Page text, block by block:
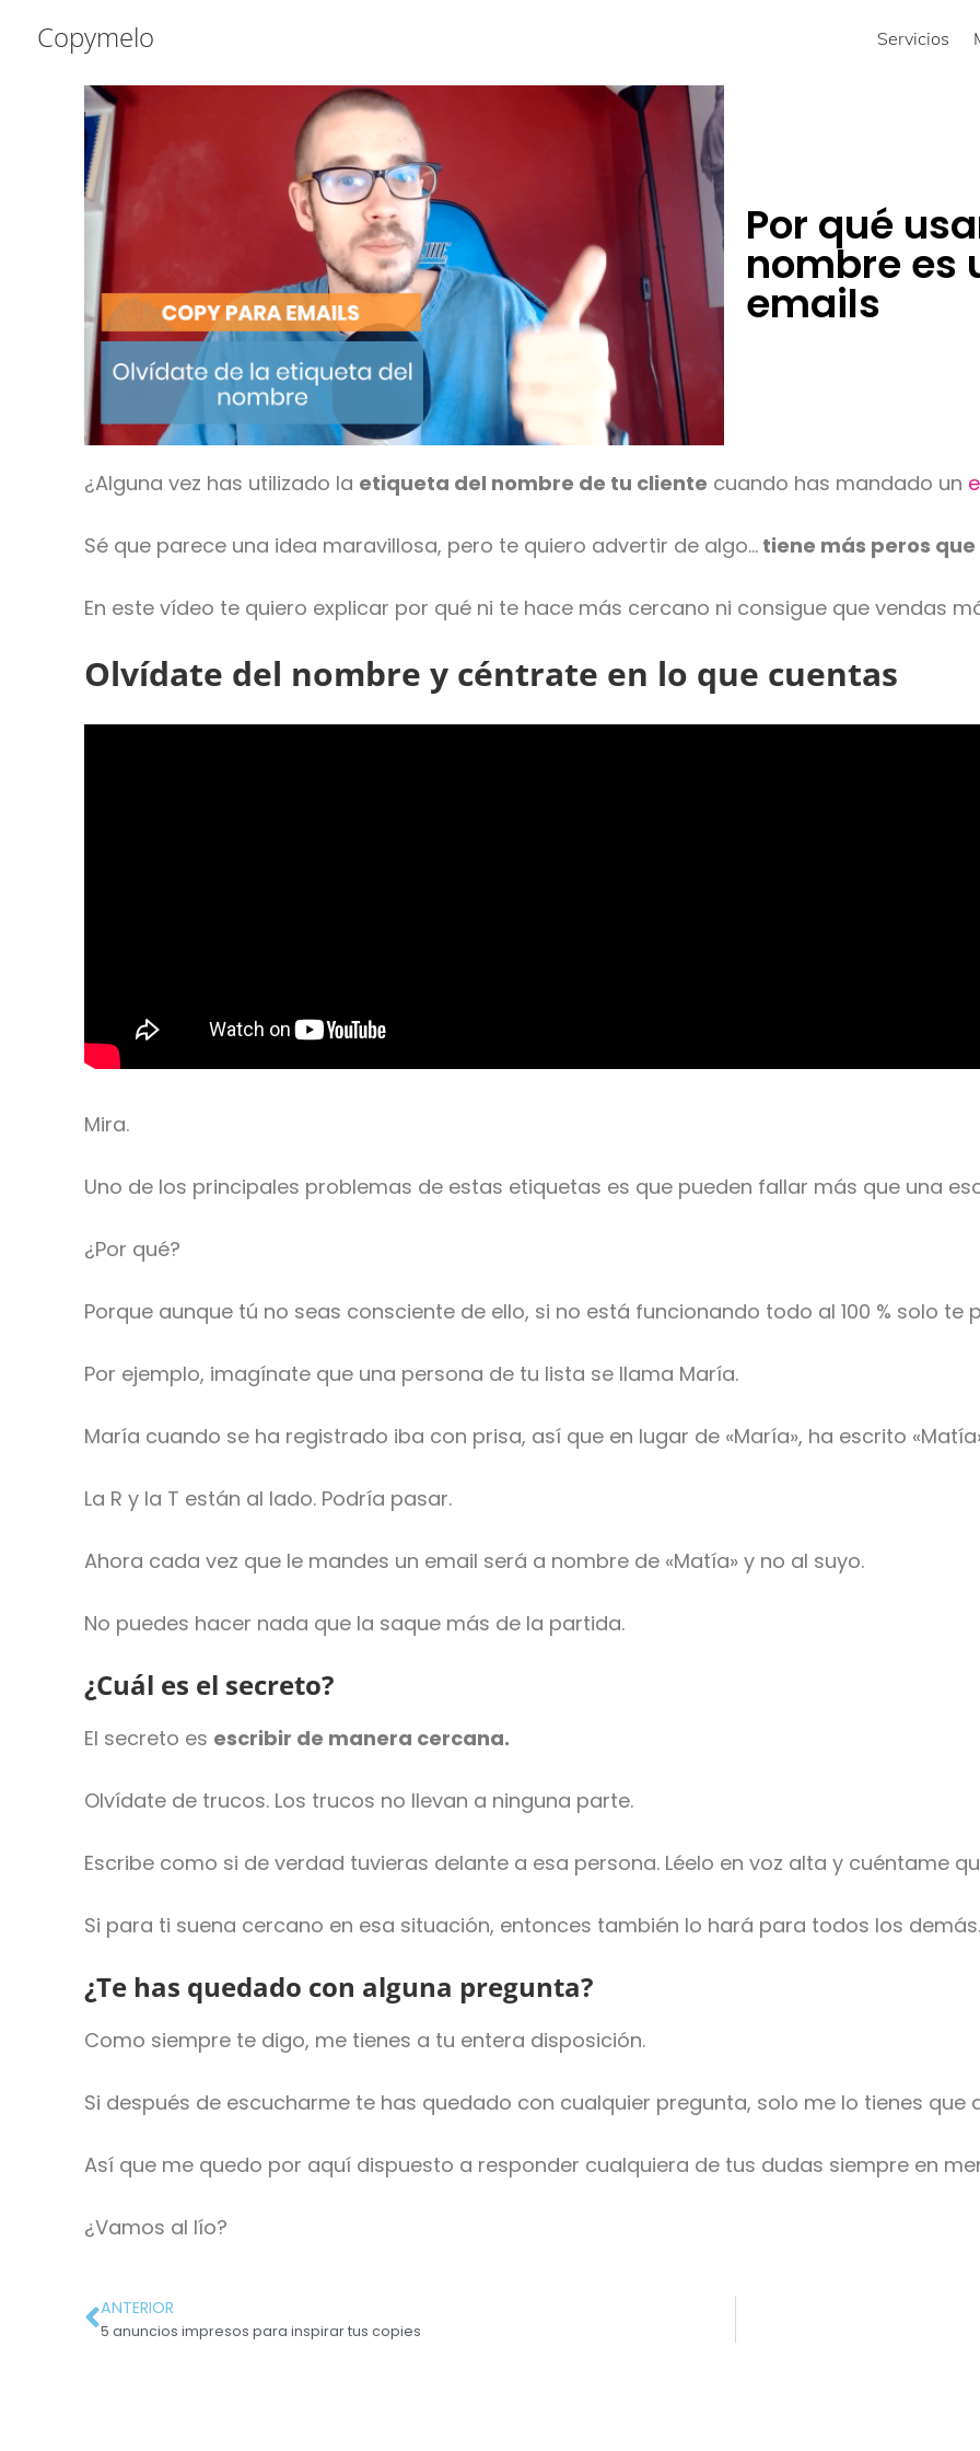
navegación
contenido
Copymelo Servicios
Por qué
nombre es
emails
¿Alguna vez has utilizado la etiqueta del nombre de tu cliente cuando has mandado un
Sé que parece una idea maravillosa, pero te quiero advertir de algo… tiene más peros que
En este vídeo te quiero explicar por qué ni te hace más cercano ni consigue que vendas
Olvídate del nombre y céntrate en lo que cuentas
Mira.
Uno de los principales problemas de estas etiquetas es que pueden fallar más que una
¿Por qué?
Porque aunque tú no seas consciente de ello, si no está funcionando todo al 100 % solo te
Por ejemplo, imagínate que una persona de tu lista se llama María.
María cuando se ha registrado iba con prisa, así que en lugar de «María», ha escrito
La R y la T están al lado. Podría pasar.
Ahora cada vez que le mandes un email será a nombre de «Matía» y no al suyo.
No puedes hacer nada que la saque más de la partida.
¿Cuál es el secreto?
El secreto es escribir de manera cercana.
Olvídate de trucos. Los trucos no llevan a ninguna parte.
Escribe como si de verdad tuvieras delante a esa persona. Léelo en voz alta y cuéntame
Si para ti suena cercano en esa situación, entonces también lo hará para todos los demás.
¿Te has quedado con alguna pregunta?
Como siempre te digo, me tienes a tu entera disposición.
Si después de escucharme te has quedado con cualquier pregunta, solo me lo tienes que
Así que me quedo por aquí dispuesto a responder cualquiera de tus dudas siempre en
¿Vamos al lío?
ANTERIOR
5 anuncios impresos para inspirar tus copies